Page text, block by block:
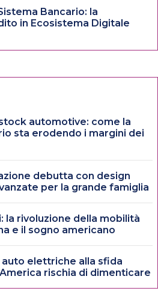
Bancario: la
in Ecosistema Digitale
automotive: come la
sta erodendo i margini dei
debutta con design
per la grande famiglia
la rivoluzione della mobilità
e il sogno americano
auto elettriche alla sfida
rischia di dimenticare